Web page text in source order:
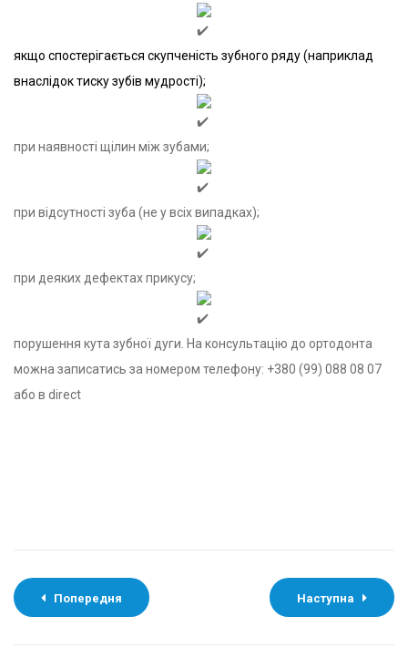
якщо спостерігається скупченість зубного ряду (наприклад
внаслідок тиску зубів мудрості);
при наявності щілин між зубами;
при відсутності зуба (не у всіх випадках);
при деяких дефектах прикусу;
порушення кута зубної дуги. На консультацію до ортодонта
можна записатись за номером телефону: +380 (99) 088 08 07
або в direct
Попередня Наступна